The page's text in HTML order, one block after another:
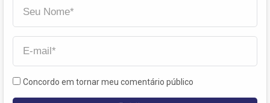
Concordo em tornar meu comentário público